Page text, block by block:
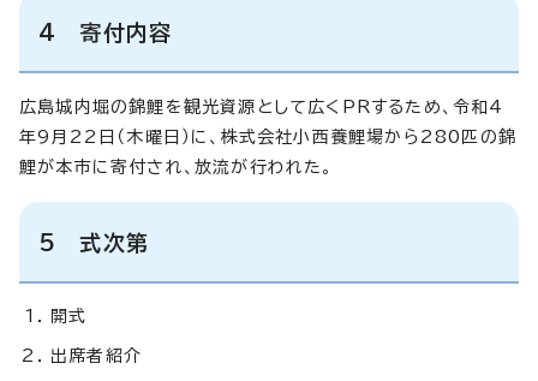
4 寄付内容
広島城内堀の錦鯉を観光資源として広くPRするため、令和4
年9月22日（木曜日）に、株式会社小西養鯉場から280匹の錦
鯉が本市に寄付され、放流が行われた。
5 式次第
開式
出席者紹介